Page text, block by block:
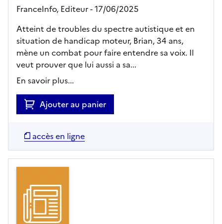
FranceInfo, Editeur- 17/06/2025
Atteint de troubles du spectre autistique et en
situation de handicap moteur, Brian, 34 ans,
mène un combat pour faire entendre sa voix. Il
veut prouver que lui aussi a sa...
En savoir plus...
Ajouter au panier
accès en ligne